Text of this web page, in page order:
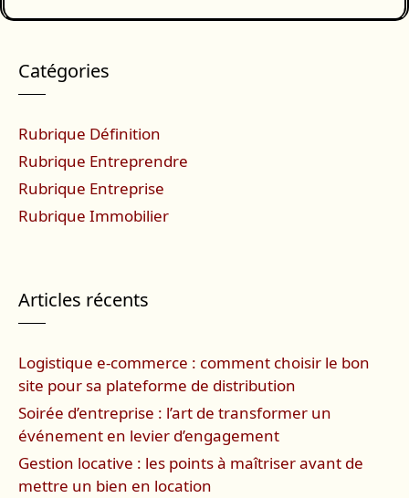
Catégories
Rubrique Définition
Rubrique Entreprendre
Rubrique Entreprise
Rubrique Immobilier
Articles récents
Logistique e-commerce : comment choisir le bon
site pour sa plateforme de distribution
Soirée d’entreprise : l’art de transformer un
événement en levier d’engagement
Gestion locative : les points à maîtriser avant de
mettre un bien en location